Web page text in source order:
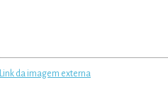
Link da imagem externa